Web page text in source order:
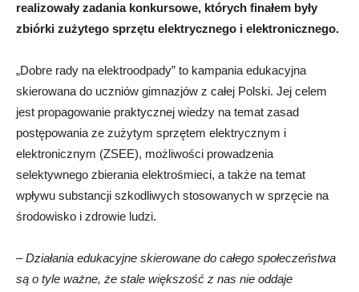
realizowały zadania konkursowe, których finałem były
zbiórki zużytego sprzętu elektrycznego i elektronicznego.
„Dobre rady na elektroodpady” to kampania edukacyjna
skierowana do uczniów gimnazjów z całej Polski. Jej celem
jest propagowanie praktycznej wiedzy na temat zasad
postępowania ze zużytym sprzętem elektrycznym i
elektronicznym (ZSEE), możliwości prowadzenia
selektywnego zbierania elektrośmieci, a także na temat
wpływu substancji szkodliwych stosowanych w sprzęcie na
środowisko i zdrowie ludzi.
–Działania edukacyjne skierowane do całego społeczeństwa
są o tyle ważne, że stale większość z nas nie oddaje